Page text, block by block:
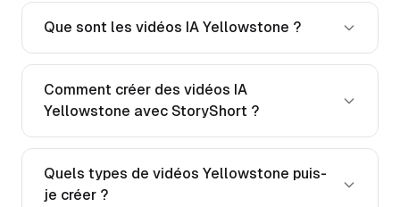
Que sont les vidéos IA Yellowstone ?
Comment créer des vidéos IA
Yellowstone avec StoryShort ?
Quels types de vidéos Yellowstone puis-
je créer ?